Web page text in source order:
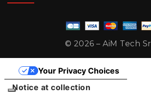
© 2026 – AiM Tech Srl
Notice at collection
Your Privacy Choices